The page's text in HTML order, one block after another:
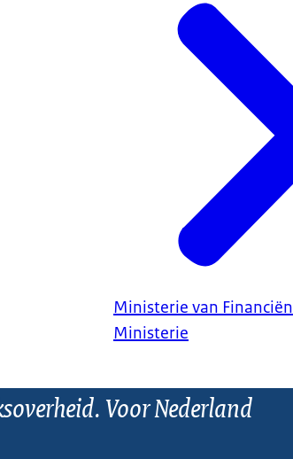
Ministerie van Financiën
Ministerie
Voor Nederland